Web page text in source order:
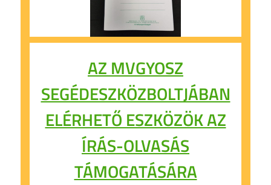
AZ MVGYOSZ
SEGÉDESZKÖZBOLTJÁBAN
ELÉRHETŐ ESZKÖZÖK AZ
ÍRÁS-OLVASÁS
TÁMOGATÁSÁRA